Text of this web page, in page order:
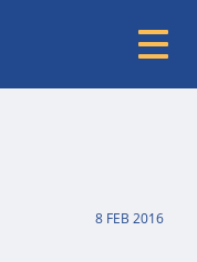
8 FEB 2016